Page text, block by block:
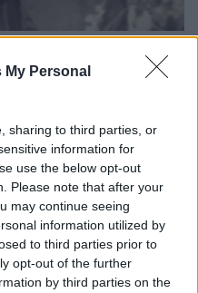
Personal
sharing to third parties, or
information for
use the below opt-out
Please note that after your
may continue seeing
information utilized by
to third parties prior to
opt-out of the further
by third parties on the
1980 ο Ερντογάν
Ερμπακάν στο